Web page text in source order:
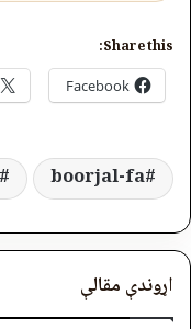
Share this:
Facebook
boorjal-fa
اړوندې مقالې